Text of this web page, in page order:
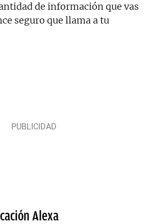
de información que vas
seguro que llama a tu
Alexa